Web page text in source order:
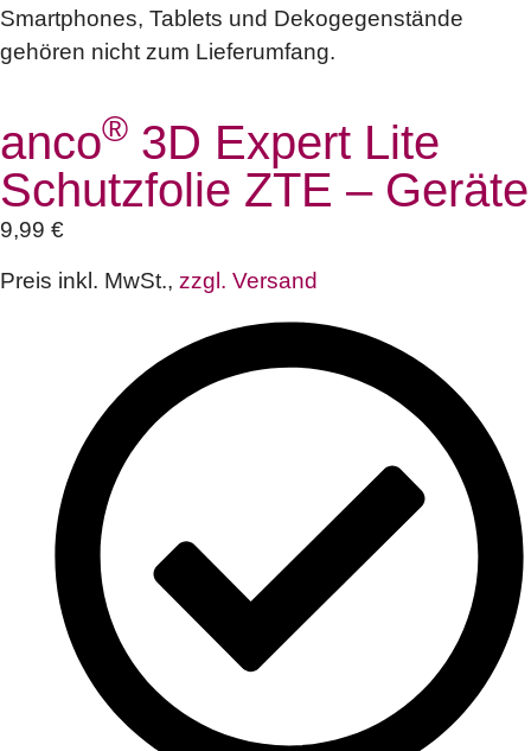
Smartphones, Tablets und Dekogegenstände
gehören nicht zum Lieferumfang.
anco® 3D Expert Lite
Schutzfolie ZTE – Geräte
9,99 €
Preis inkl. MwSt., zzgl. Versand